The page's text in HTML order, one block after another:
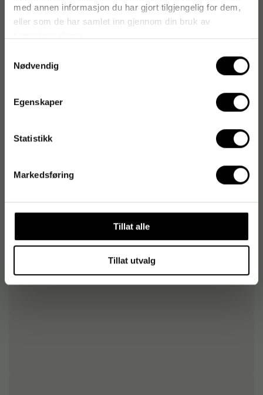
med annen informasjon du har gjort tilgjengelig for dem,
eller som de har samlet inn gjennom din bruk av
Nødvendig
Egenskaper
Statistikk
Markedsføring
Tillat alle
Tillat utvalg
Produktspesifikasjoner
Produktvariasjoner
Opphav